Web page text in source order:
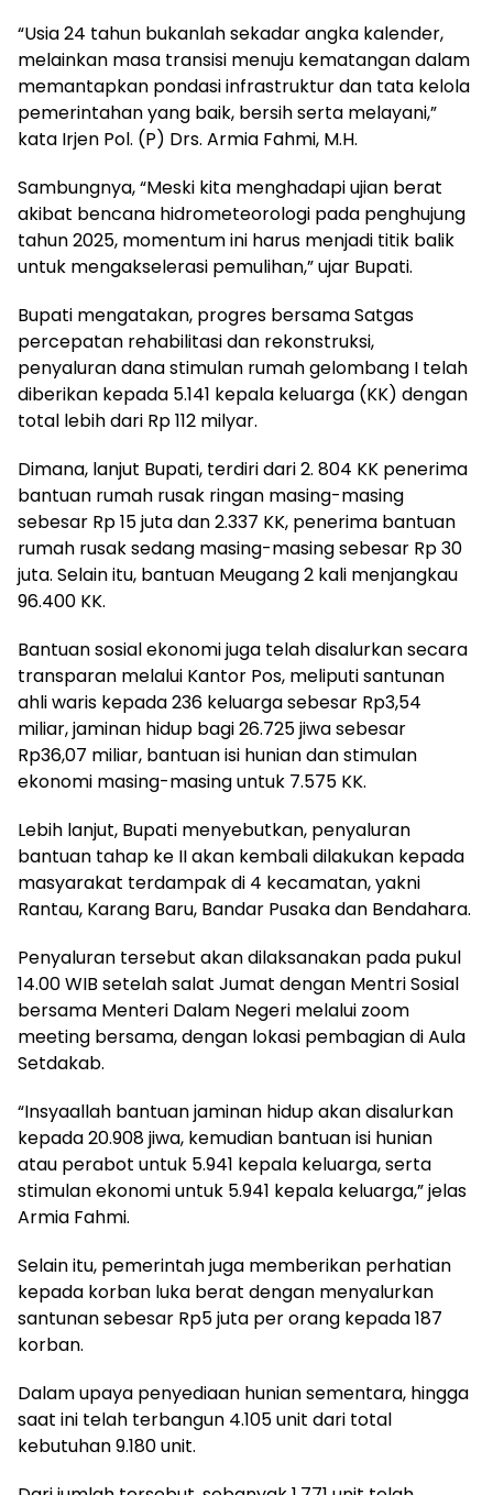
“Usia 24 tahun bukanlah sekadar angka kalender,
melainkan masa transisi menuju kematangan dalam
memantapkan pondasi infrastruktur dan tata kelola
pemerintahan yang baik, bersih serta melayani,”
kata Irjen Pol. (P) Drs. Armia Fahmi, M.H.
Sambungnya, “Meski kita menghadapi ujian berat
akibat bencana hidrometeorologi pada penghujung
tahun 2025, momentum ini harus menjadi titik balik
untuk mengakselerasi pemulihan,” ujar Bupati.
Bupati mengatakan, progres bersama Satgas
percepatan rehabilitasi dan rekonstruksi,
penyaluran dana stimulan rumah gelombang I telah
diberikan kepada 5.141 kepala keluarga (KK) dengan
total lebih dari Rp 112 milyar.
Dimana, lanjut Bupati, terdiri dari 2. 804 KK penerima
bantuan rumah rusak ringan masing-masing
sebesar Rp 15 juta dan 2.337 KK, penerima bantuan
rumah rusak sedang masing-masing sebesar Rp 30
juta. Selain itu, bantuan Meugang 2 kali menjangkau
96.400 KK.
Bantuan sosial ekonomi juga telah disalurkan secara
transparan melalui Kantor Pos, meliputi santunan
ahli waris kepada 236 keluarga sebesar Rp3,54
miliar, jaminan hidup bagi 26.725 jiwa sebesar
Rp36,07 miliar, bantuan isi hunian dan stimulan
ekonomi masing-masing untuk 7.575 KK.
Lebih lanjut, Bupati menyebutkan, penyaluran
bantuan tahap ke II akan kembali dilakukan kepada
masyarakat terdampak di 4 kecamatan, yakni
Rantau, Karang Baru, Bandar Pusaka dan Bendahara.
Penyaluran tersebut akan dilaksanakan pada pukul
14.00 WIB setelah salat Jumat dengan Mentri Sosial
bersama Menteri Dalam Negeri melalui zoom
meeting bersama, dengan lokasi pembagian di Aula
Setdakab.
“Insyaallah bantuan jaminan hidup akan disalurkan
kepada 20.908 jiwa, kemudian bantuan isi hunian
atau perabot untuk 5.941 kepala keluarga, serta
stimulan ekonomi untuk 5.941 kepala keluarga,” jelas
Armia Fahmi.
Selain itu, pemerintah juga memberikan perhatian
kepada korban luka berat dengan menyalurkan
santunan sebesar Rp5 juta per orang kepada 187
korban.
Dalam upaya penyediaan hunian sementara, hingga
saat ini telah terbangun 4.105 unit dari total
kebutuhan 9.180 unit.